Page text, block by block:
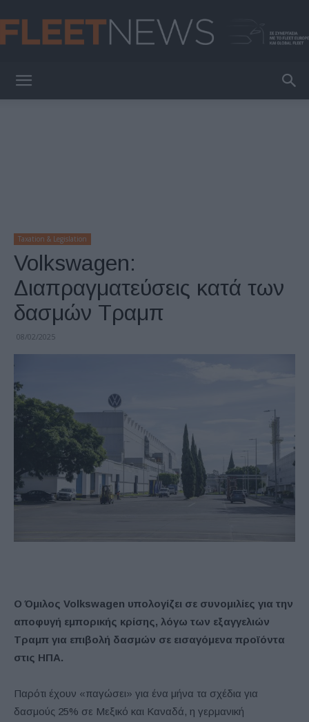
Taxation & Legislation
Volkswagen:
Διαπραγματεύσεις κατά των
δασμών Τραμπ
08/02/2025
Ο Όμιλος Volkswagen υπολογίζει σε συνομιλίες για την
αποφυγή εμπορικής κρίσης, λόγω των εξαγγελιών
Τραμπ για επιβολή δασμών σε εισαγόμενα προϊόντα
στις ΗΠΑ.
Παρότι έχουν «παγώσει» για ένα μήνα τα σχέδια για
δασμούς 25% σε Μεξικό και Καναδά, η γερμανική